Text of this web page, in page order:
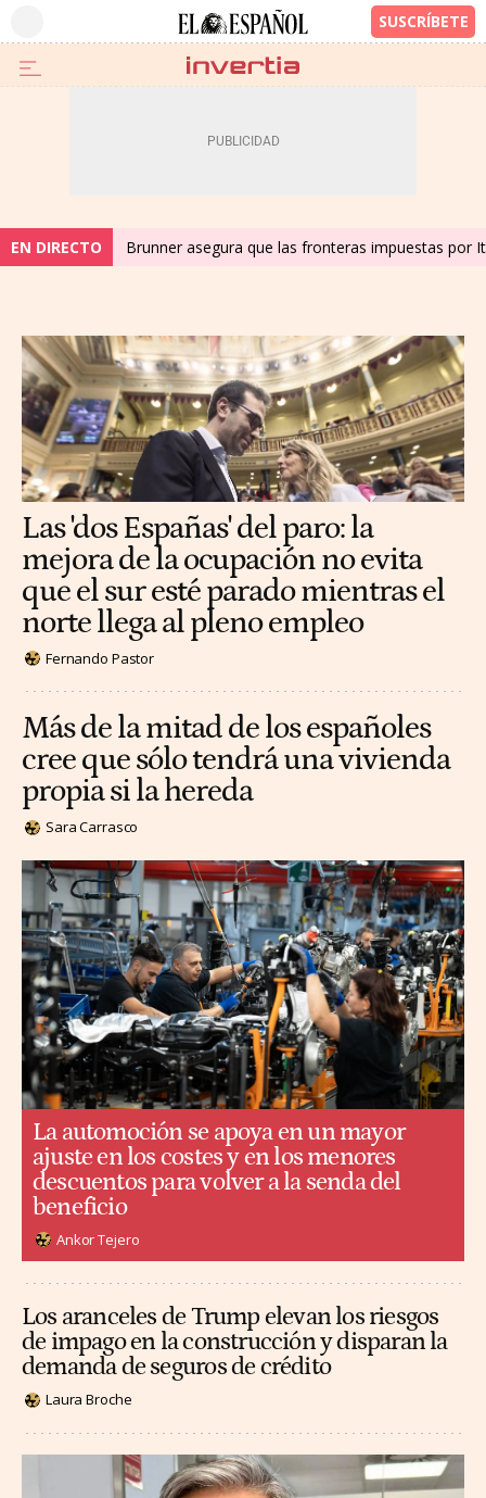
EN DIRECTO Brunner asegura que las fronteras impuestas por
Las 'dos Españas' del paro: la
mejora de la ocupación no evita
que el sur esté parado mientras el
norte llega al pleno empleo
Fernando Pastor
Más de la mitad de los españoles
cree que sólo tendrá una vivienda
propia si la hereda
Sara Carrasco
La automoción se apoya en un mayor
ajuste en los costes y en los menores
descuentos para volver a la senda del
beneficio
Ankor Tejero
Los aranceles de Trump elevan los riesgos
de impago en la construcción y disparan la
demanda de seguros de crédito
Laura Broche